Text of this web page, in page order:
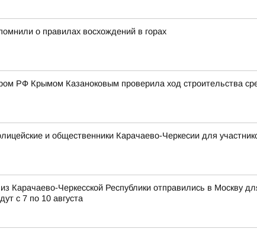
о правилах восхождений в горах
РФ Крымом Казаноковым проверила ход строительства
и общественники Карачаево-Черкесии для
Карачаево-Черкесской Республики отправились в Москву
с 7 по 10 августа